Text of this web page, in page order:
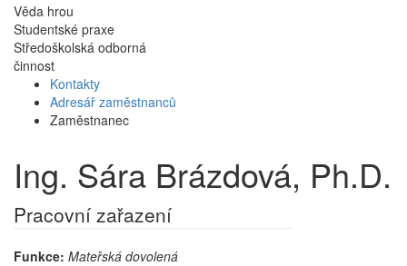
Věda hrou
Studentské praxe
Středoškolská odborná
činnost
Kontakty
Adresář zaměstnanců
Zaměstnanec
Ing. Sára Brázdová, Ph.D.
Pracovní zařazení
Funkce: Mateřská dovolená